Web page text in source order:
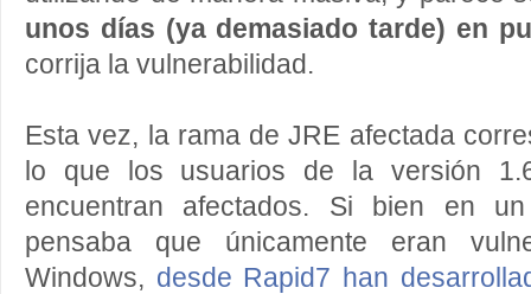
unos días (ya demasiado tarde) en
corrija la vulnerabilidad.
Esta vez, la rama de JRE afectada
lo que los usuarios de la versión
encuentran afectados. Si bien en
pensaba que únicamente eran
Windows, desde Rapid7 han